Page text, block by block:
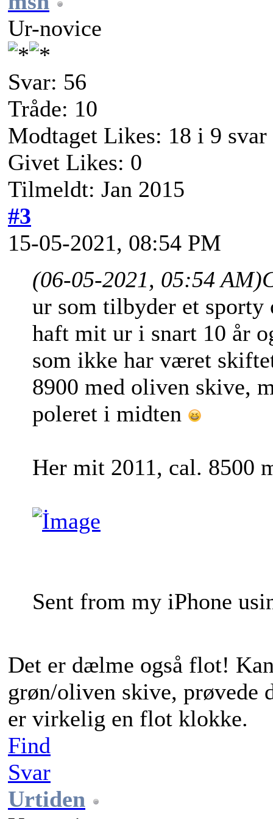
Ur-novice
Svar: 56
Tråde: 10
Modtaget Likes: 18 i 9 svar
Givet Likes: 0
Tilmeldt: Jan 2015
#3
15-05-2021, 08:54 PM
(06-05-2021, 05:54 AM)
ur som tilbyder et
haft mit ur i snart 10 år
som ikke har været
8900 med oliven skive,
poleret i midten
Her mit 2011, cal. 8500
Sent from my iPhone
Det er dælme også flot!
grøn/oliven skive, prøvede
er virkelig en flot klokke.
Find
Svar
Urtiden